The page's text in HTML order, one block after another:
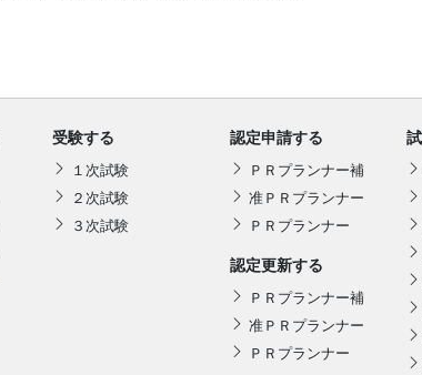
受験する
１次試験
２次試験
３次試験
認定申請する
ＰＲプランナー補
准ＰＲプランナー
ＰＲプランナー
認定更新する
ＰＲプランナー補
准ＰＲプランナー
ＰＲプランナー